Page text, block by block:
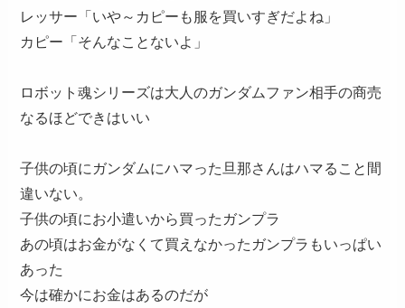
レッサー「いや～カピーも服を買いすぎだよね」
カピー「そんなことないよ」
ロボット魂シリーズは大人のガンダムファン相手の商売
なるほどできはいい
子供の頃にガンダムにハマった旦那さんはハマること間
違いない。
子供の頃にお小遣いから買ったガンプラ
あの頃はお金がなくて買えなかったガンプラもいっぱい
あった
今は確かにお金はあるのだが